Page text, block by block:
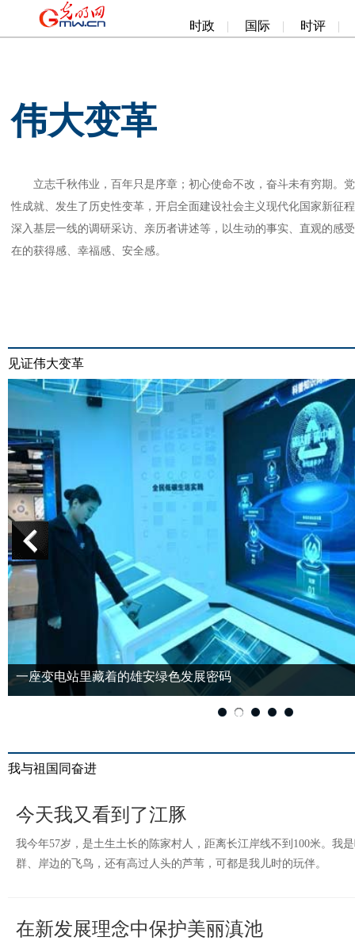
时政 | 国际 | 时评 |
伟大变革
立志千秋伟业，百年只是序章；初心使命不改，奋斗未有穷期。
性成就、发生了历史性变革，开启全面建设社会主义现代化国家新征
深入基层一线的调研采访、亲历者讲述等，以生动的事实、直观的感
在的获得感、幸福感、安全感。
见证伟大变革
一座变电站里藏着的雄安绿色发展密码
我与祖国同奋进
今天我又看到了江豚
我今年57岁，是土生土长的陈家村人，距离长江岸线不到100米。我
群、岸边的飞鸟，还有高过人头的芦苇，可都是我儿时的玩伴。
在新发展理念中保护美丽滇池